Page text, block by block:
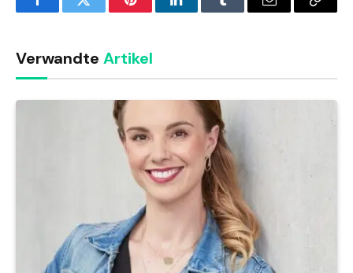
FacebookTwitter PinterestLinkedInTumblr Email
Copy
Verwandte Artikel